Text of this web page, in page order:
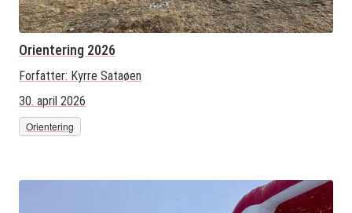
Orientering 2026
Forfatter: Kyrre Sataøen
30. april 2026
Orientering